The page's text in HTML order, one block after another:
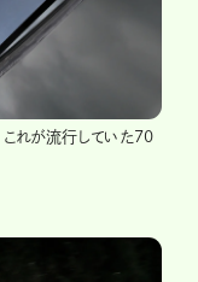
これが流行していた70